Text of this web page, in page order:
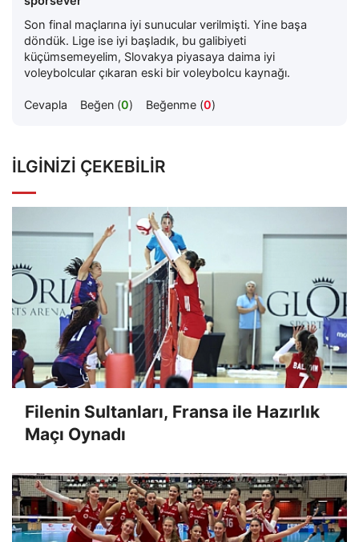
Son final maçlarına iyi sunucular verilmişti. Yine başa
döndük. Lige ise iyi başladık, bu galibiyeti
küçümsemeyelim, Slovakya piyasaya daima iyi
voleybolcular çıkaran eski bir voleybolcu kaynağı.
Cevapla Beğen (0) Beğenme (0)
İLGINIZI ÇEKEBILIR
Filenin Sultanları, Fransa ile Hazırlık
Maçı Oynadı